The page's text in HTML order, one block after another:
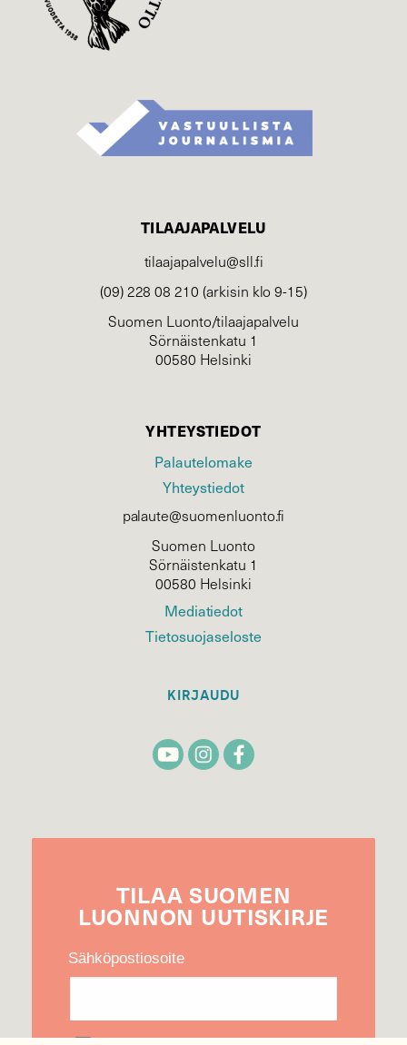
TILAAJAPALVELU
tilaajapalvelu@sll.fi
(09) 228 08 210 (arkisin klo 9-15)
Suomen Luonto/tilaajapalvelu
Sörnäistenkatu 1
00580 Helsinki
YHTEYSTIEDOT
Palautelomake
Yhteystiedot
palaute@suomenluonto.fi
Suomen Luonto
Sörnäistenkatu 1
00580 Helsinki
Mediatiedot
Tietosuojaseloste
KIRJAUDU
TILAA SUOMEN
LUONNON UUTIS­KIRJE
Sähköpostiosoite